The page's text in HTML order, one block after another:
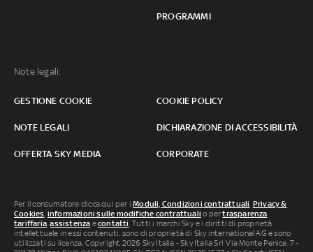
PROGRAMMI
Note legali:
GESTIONE COOKIE COOKIE POLICY
NOTE LEGALI DICHIARAZIONE DI ACCESSIBILITÀ
OFFERTA SKY MEDIA CORPORATE
Per il consumatore clicca qui per iModuli, Condizioni contrattuali, Privacy &
Cookies, informazioni sulle modifiche contrattuali o pertrasparenza
tariffaria,assistenza econtatti. Tutti i marchi Sky e i diritti di proprietà
intellettuale in essi contenuti, sono di proprietà di Sky international AG e sono
utilizzati su licenza. Copyright 2026 Sky Italia - Sky Italia Srl Via Monte Penice, 7 -